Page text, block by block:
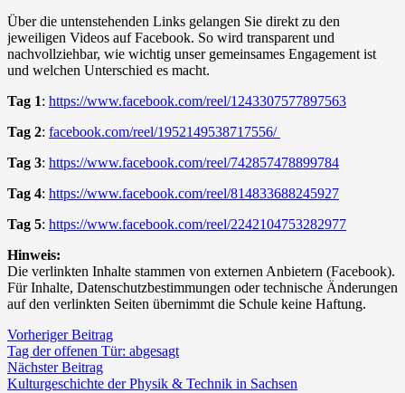
Über die untenstehenden Links gelangen Sie direkt zu den
jeweiligen Videos auf Facebook. So wird transparent und
nachvollziehbar, wie wichtig unser gemeinsames Engagement ist
und welchen Unterschied es macht.
Tag 1: https://www.facebook.com/reel/1243307577897563
Tag 2: facebook.com/reel/1952149538717556/
Tag 3: https://www.facebook.com/reel/742857478899784
Tag 4: https://www.facebook.com/reel/814833688245927
Tag 5: https://www.facebook.com/reel/2242104753282977
Hinweis:
Die verlinkten Inhalte stammen von externen Anbietern (Facebook).
Für Inhalte, Datenschutzbestimmungen oder technische Änderungen
auf den verlinkten Seiten übernimmt die Schule keine Haftung.
Vorheriger Beitrag
Tag der offenen Tür: abgesagt
Nächster Beitrag
Kulturgeschichte der Physik & Technik in Sachsen